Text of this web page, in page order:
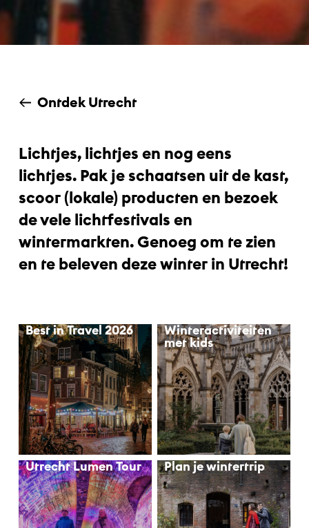
Ontdek Utrecht
Lichtjes, lichtjes en nog eens
lichtjes. Pak je schaatsen uit de kast,
scoor (lokale) producten en bezoek
de vele lichtfestivals en
wintermarkten. Genoeg om te zien
en te beleven deze winter in Utrecht!
Best in Travel 2026 Winteractiviteiten
met kids
Utrecht Lumen Tour Plan je wintertrip